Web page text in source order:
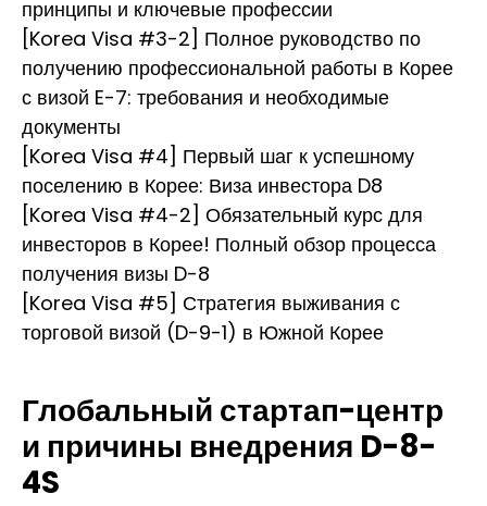
принципы и ключевые профессии
[Korea Visa #3-2] Полное руководство по
получению профессиональной работы в Корее
с визой E-7: требования и необходимые
документы
[Korea Visa #4] Первый шаг к успешному
поселению в Корее: Виза инвестора D8
[Korea Visa #4-2] Обязательный курс для
инвесторов в Корее! Полный обзор процесса
получения визы D-8
[Korea Visa #5] Стратегия выживания с
торговой визой (D-9-1) в Южной Корее
Глобальный стартап-центр
и причины внедрения D-8-
4S